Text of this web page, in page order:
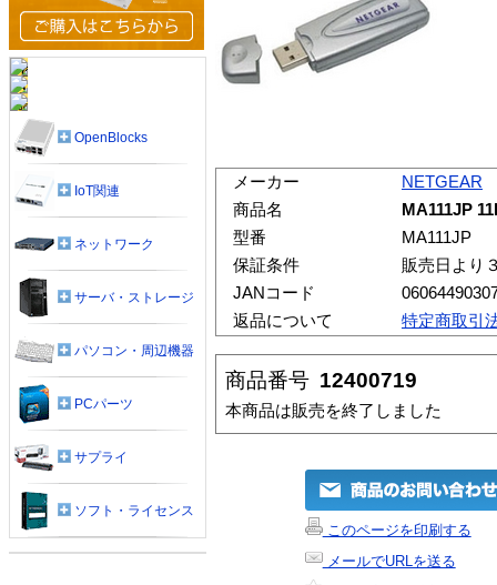
メーカー
NETGEAR
商品名
MA111JP
型番
MA111JP
保証条件
販売日より
JANコード
返品について
特定商取引
商品番号 12400719
本商品は販売を終了しました
このページを印刷する
メールでURLを送る
OpenBlocks
IoT関連
ネットワーク
サーバ・ストレージ
パソコン・周辺機器
PCパーツ
サプライ
ソフト・ライセンス